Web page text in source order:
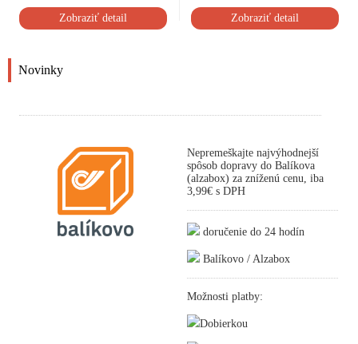
Zobraziť detail Zobraziť detail
Novinky
Nepremeškajte najvýhodnejší
spôsob dopravy do Balíkova
(alzabox) za zníženú cenu, iba
3,99€ s DPH
doručenie do 24 hodín
Balíkovo / Alzabox
Možnosti platby:
Dobierkou